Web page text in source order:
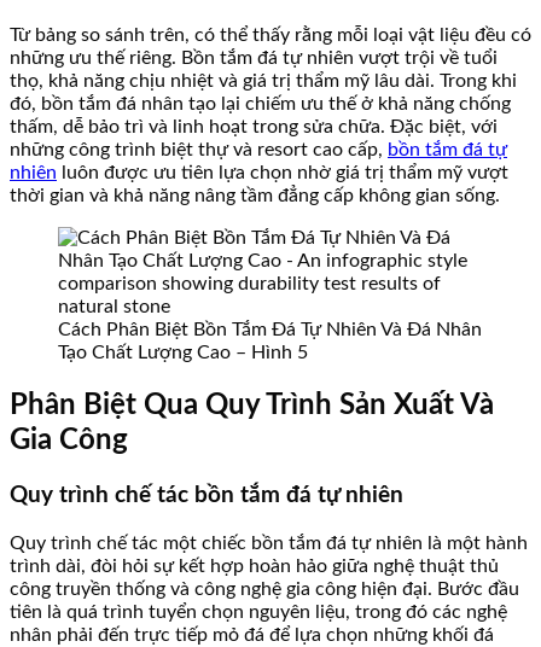
Từ bảng so sánh trên, có thể thấy rằng mỗi loại vật liệu đều có
những ưu thế riêng. Bồn tắm đá tự nhiên vượt trội về tuổi
thọ, khả năng chịu nhiệt và giá trị thẩm mỹ lâu dài. Trong khi
đó, bồn tắm đá nhân tạo lại chiếm ưu thế ở khả năng chống
thấm, dễ bảo trì và linh hoạt trong sửa chữa. Đặc biệt, với
những công trình biệt thự và resort cao cấp, bồn tắm đá tự
nhiên luôn được ưu tiên lựa chọn nhờ giá trị thẩm mỹ vượt
thời gian và khả năng nâng tầm đẳng cấp không gian sống.
Cách Phân Biệt Bồn Tắm Đá Tự Nhiên Và Đá Nhân
Tạo Chất Lượng Cao – Hình 5
Phân Biệt Qua Quy Trình Sản Xuất Và
Gia Công
Quy trình chế tác bồn tắm đá tự nhiên
Quy trình chế tác một chiếc bồn tắm đá tự nhiên là một hành
trình dài, đòi hỏi sự kết hợp hoàn hảo giữa nghệ thuật thủ
công truyền thống và công nghệ gia công hiện đại. Bước đầu
tiên là quá trình tuyển chọn nguyên liệu, trong đó các nghệ
nhân phải đến trực tiếp mỏ đá để lựa chọn những khối đá